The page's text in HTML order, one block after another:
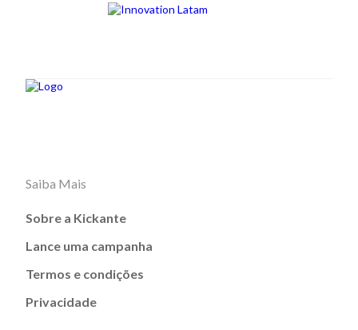
Saiba Mais
Sobre a Kickante
Lance uma campanha
Termos e condições
Privacidade